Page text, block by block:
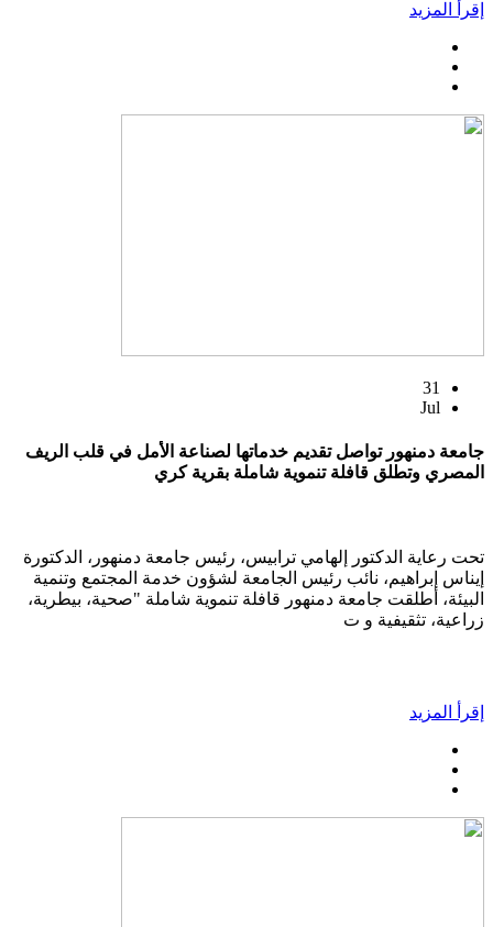
إقرأ المزيد
31
Jul
جامعة دمنهور تواصل تقديم خدماتها لصناعة الأمل في قلب الريف
المصري وتطلق قافلة تنموية شاملة بقرية كري
تحت رعاية الدكتور إلهامي ترابيس، رئيس جامعة دمنهور، الدكتورة
إيناس إبراهيم، نائب رئيس الجامعة لشؤون خدمة المجتمع وتنمية
البيئة، أطلقت جامعة دمنهور قافلة تنموية شاملة "صحية، بيطرية،
زراعية، تثقيفية و ت
إقرأ المزيد